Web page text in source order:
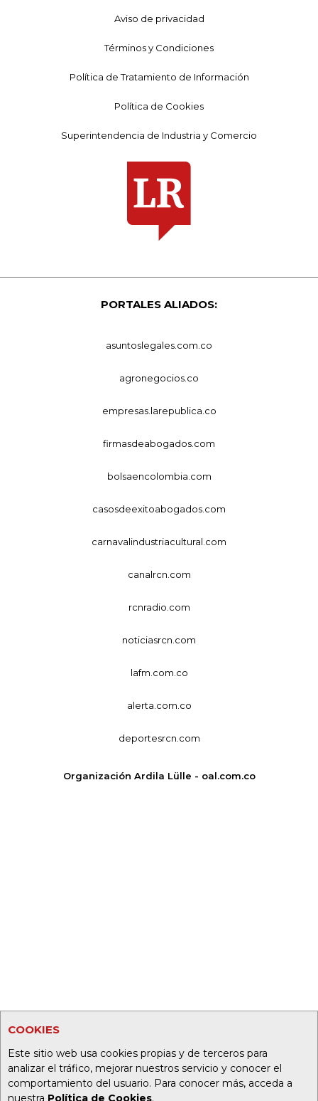
COOKIES
Este sitio web usa cookies propias y de terceros para
analizar el tráfico, mejorar nuestros servicio y conocer el
comportamiento del usuario. Para conocer más, acceda a
nuestra Política de Cookies.
Aviso de privacidad
Términos y Condiciones
Política de Tratamiento de Información
Política de Cookies
Superintendencia de Industria y Comercio
PORTALES ALIADOS:
asuntoslegales.com.co
agronegocios.co
empresas.larepublica.co
firmasdeabogados.com
bolsaencolombia.com
casosdeexitoabogados.com
carnavalindustriacultural.com
canalrcn.com
rcnradio.com
noticiasrcn.com
lafm.com.co
alerta.com.co
deportesrcn.com
Organización Ardila Lülle - oal.com.co